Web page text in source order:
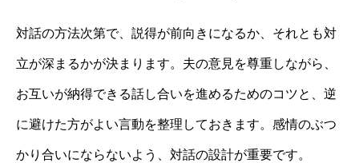
対話の方法次第で、説得が前向きになるか、それとも対
立が深まるかが決まります。夫の意見を尊重しながら、
お互いが納得できる話し合いを進めるためのコツと、逆
に避けた方がよい言動を整理しておきます。感情のぶつ
かり合いにならないよう、対話の設計が重要です。